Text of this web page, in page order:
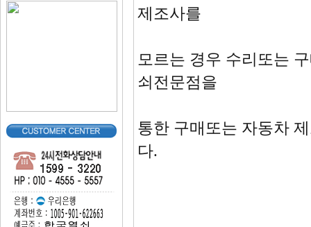
제조사를
모르는 경우 수리또는
쇠전문점을
통한 구매또는 자동차
다.